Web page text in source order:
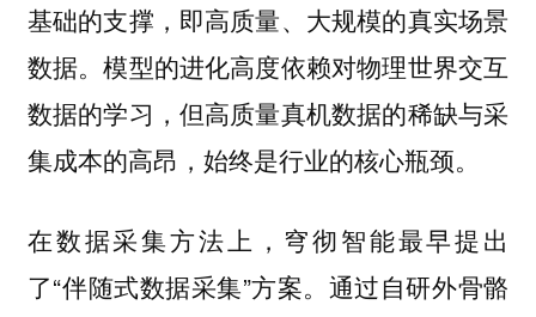
基础的支撑，即高质量、大规模的真实场景
数据。模型的进化高度依赖对物理世界交互
数据的学习，但高质量真机数据的稀缺与采
集成本的高昂，始终是行业的核心瓶颈。
在数据采集方法上，穹彻智能最早提出
了“伴随式数据采集”方案。通过自研外骨骼